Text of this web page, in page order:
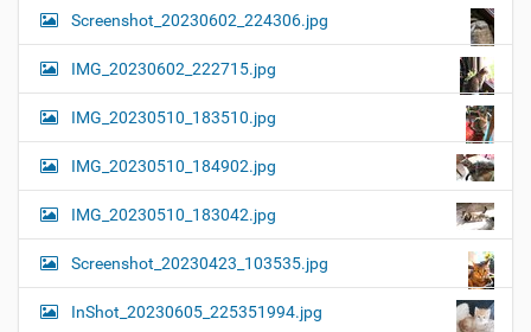
Screenshot_20230602_224306.jpg
IMG_20230602_222715.jpg
IMG_20230510_183510.jpg
IMG_20230510_184902.jpg
IMG_20230510_183042.jpg
Screenshot_20230423_103535.jpg
InShot_20230605_225351994.jpg